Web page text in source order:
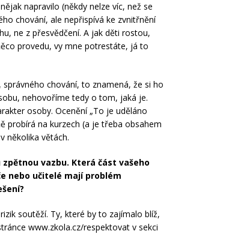
napravilo (někdy nelze víc, než se
chování, ale nepřispívá ke zvnitřnění
ne z přesvědčení. A jak děti rostou,
provedu, vy mne potrestáte, já to
chování, to znamená, že si ho
nehovoříme tedy o tom, jaká je.
osoby. Ocenění „To je uděláno
probírá na kurzech (a je třeba obsahem
několika větách.
vazbu. Která část vašeho
nebo učitelé mají problém
soutěží. Ty, které by to zajímalo blíž,
www.zkola.cz/respektovat v sekci